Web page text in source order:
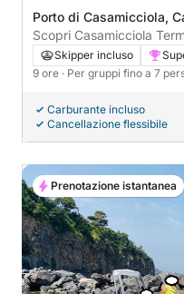
Porto di Casamicciola,
Italia
Scopri Casamicciola
motoscafo
Skipper incluso
9 ore · Per gruppi fino a 7
Carburante incluso
Cancellazione flessibile
Prenotazione istantanea